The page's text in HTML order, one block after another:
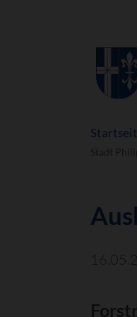
Navigation
überspringen